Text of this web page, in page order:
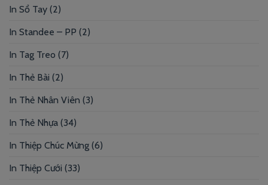
In Sổ Tay (2)
In Standee – PP (2)
In Tag Treo (7)
In Thẻ Bài (2)
In Thẻ Nhân Viên (3)
In Thẻ Nhựa (34)
In Thiệp Chúc Mừng (6)
In Thiệp Cưới (33)